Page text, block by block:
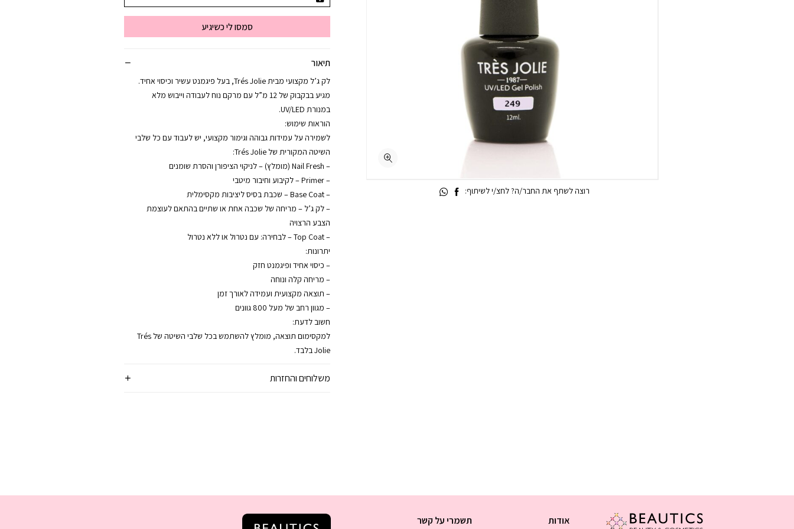
סמסו לי כשיגיע
תיאור
לק ג’ל מקצועי מבית Trés Jolie, בעל פיגמנט עשיר וכיסוי אחיד.
מגיע בבקבוק של 12 מ”ל עם מרקם נוח לעבודה וייבוש מלא
במנורת UV/LED.
הוראות שימוש:
לשמירה על עמידות גבוהה וגימור מקצועי, יש לעבוד עם כל שלבי
השיטה המקורית של Trés Jolie:
– Nail Fresh (מומלץ) – לניקוי הציפורן והסרת שומנים
– Primer – לקיבוע וחיבור מיטבי
– Base Coat – שכבת בסיס ליציבות מקסימלית
– לק ג’ל – מריחה של שכבה אחת או שתיים בהתאם לעוצמת
הצבע הרצויה
– Top Coat – לבחירה: עם נטרול או ללא נטרול
יתרונות:
– כיסוי אחיד ופיגמנט חזק
– מריחה קלה ונוחה
– תוצאה מקצועית ועמידה לאורך זמן
– מגוון רחב של מעל 800 גוונים
חשוב לדעת:
למקסימום תוצאה, מומלץ להשתמש בכל שלבי השיטה של Trés
Jolie בלבד.
משלוחים והחזרות
רוצה לשתף את החבר/ה? לחצ/י לשיתוף:
אודות תשמרי על קשר